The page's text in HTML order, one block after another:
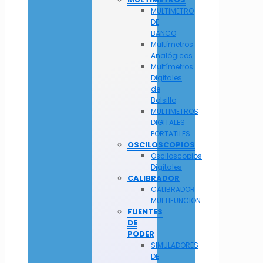
MULTIMETRO
DE
BANCO
Multímetros
Analógicos
Multímetros
Digitales
de
Bolsillo
MULTIMETROS
DIGITALES
PORTATILES
OSCILOSCOPIOS
Osciloscopios
Digitales
CALIBRADOR
CALIBRADOR
MULTIFUNCIÓN
FUENTES
DE
PODER
SIMULADORES
DE